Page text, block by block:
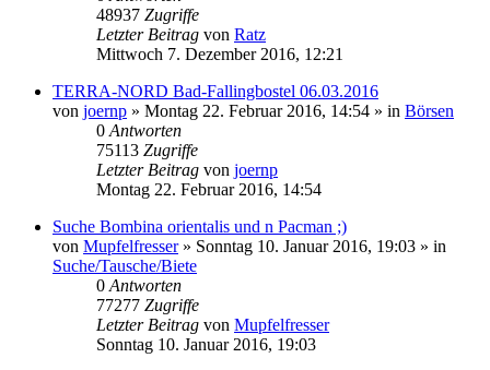
48937 Zugriffe
Letzter Beitrag von Ratz
Mittwoch 7. Dezember 2016, 12:21
TERRA-NORD Bad-Fallingbostel 06.03.2016
von joernp » Montag 22. Februar 2016, 14:54 » in Börsen
0 Antworten
75113 Zugriffe
Letzter Beitrag von joernp
Montag 22. Februar 2016, 14:54
Suche Bombina orientalis und n Pacman ;)
von Mupfelfresser» Sonntag 10. Januar 2016, 19:03 » in
Suche/Tausche/Biete
0 Antworten
77277 Zugriffe
Letzter Beitrag von Mupfelfresser
Sonntag 10. Januar 2016, 19:03